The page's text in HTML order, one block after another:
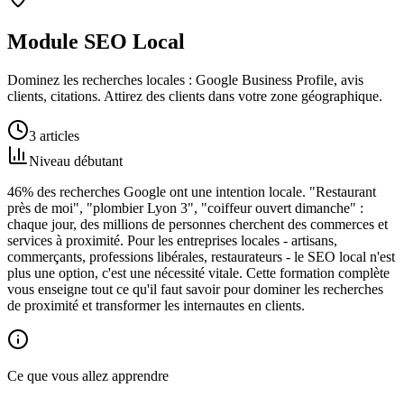
Module SEO Local
Dominez les recherches locales : Google Business Profile, avis
clients, citations. Attirez des clients dans votre zone géographique.
3 articles
Niveau débutant
46% des recherches Google ont une intention locale. "Restaurant
près de moi", "plombier Lyon 3", "coiffeur ouvert dimanche" :
chaque jour, des millions de personnes cherchent des commerces et
services à proximité. Pour les entreprises locales - artisans,
commerçants, professions libérales, restaurateurs - le SEO local n'est
plus une option, c'est une nécessité vitale. Cette formation complète
vous enseigne tout ce qu'il faut savoir pour dominer les recherches
de proximité et transformer les internautes en clients.
Ce que vous allez apprendre